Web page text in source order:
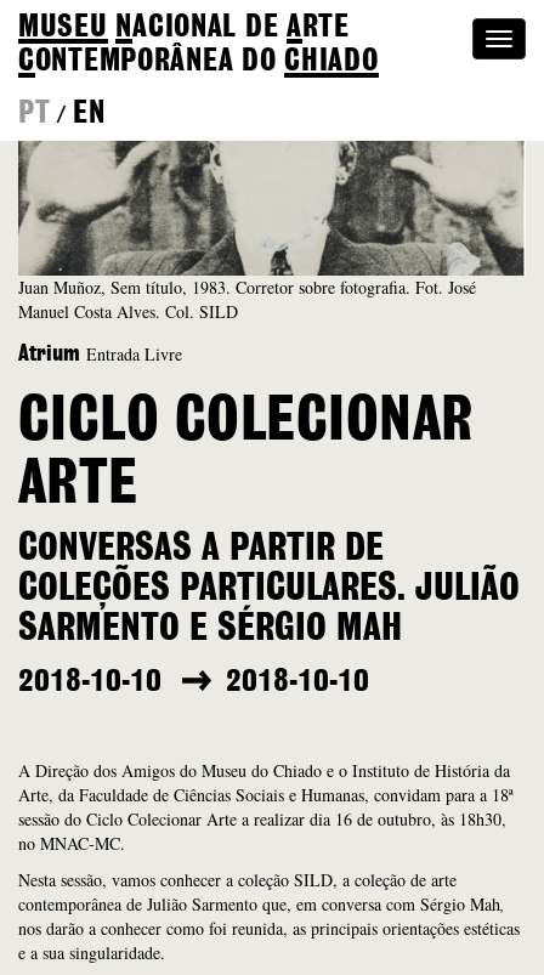
MUSEU NACIONAL DEA RTE
CONTEMPORÂNEA DOCHIADO
PT
/ EN
Juan Muñoz, Sem título, 1983. Corretor sobre fotografia. Fot. José
Manuel Costa Alves. Col. SILD
Atrium Entrada Livre
CICLO COLECIONAR
ARTE
CONVERSAS A PARTIR DE
COLEÇÕES PARTICULARES. JULIÃO
SARMENTO E SÉRGIO MAH
2018-10-10 2018-10-10
A Direção dos Amigos do Museu do Chiado e o Instituto de História da
Arte, da Faculdade de Ciências Sociais e Humanas, convidam para a 18ª
sessão do Ciclo Colecionar Arte a realizar dia 16 de outubro, às 18h30,
no MNAC-MC.
Nesta sessão, vamos conhecer a coleção SILD, a coleção de arte
contemporânea de Julião Sarmento que, em conversa com Sérgio Mah
nos darão a conhecer como foi reunida, as principais orientações estéticas
e a sua singularidade.